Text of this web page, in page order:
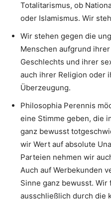
Totalitarismus, ob
oder Islamismus. Wir
Wir stehen gegen die
Menschen aufgrund
Geschlechts und ihrer
auch ihrer Religion oder
Überzeugung.
Philosophia Perennis
eine Stimme geben, die
ganz bewusst
wir Wert auf absolute
Parteien nehmen wir
Auch auf Werbekunden
Sinne ganz bewusst. Wir
ausschließlich durch die